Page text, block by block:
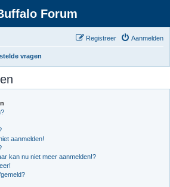
Forum
Aanmelden
Registreer
vragen
aanmelden!
kan nu niet meer aanmelden!?